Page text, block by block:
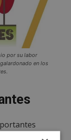
por su labor
en los
regional y